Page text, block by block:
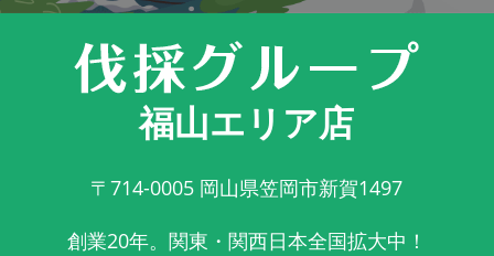
福山エリア店
〒714-0005 岡山県笠岡市新賀1497
創業20年。関東・関西日本全国拡大中！